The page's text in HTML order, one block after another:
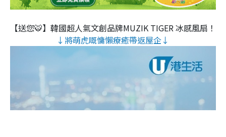
【送您🐯】韓國超人氣文創品牌MUZIK TIGER 冰感風扇！
↓將萌虎嘅慵懶療癒帶返屋企↓